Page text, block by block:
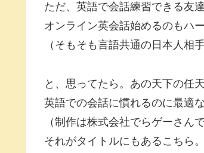
ただ、英語で会話練習できる友
オンライン英会話始めるのもハ
（そもそも言語共通の日本人
と、思ってたら。あの天下の任
英語での会話に慣れるのに最適
（制作は株式会社でらゲーさんで
それがタイトルにもあるこちら。